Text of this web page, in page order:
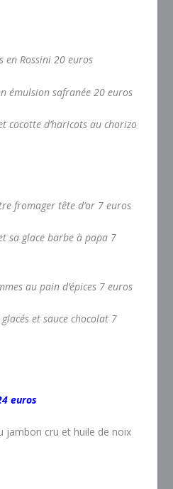
en Rossini 20 euros
émulsion safranée20 euros
cocotte d’haricots au chorizo
fromager tête d’or 7 euros
sa glace barbe à papa 7
au pain d’épices 7 euros
et sauce chocolat 7
euros
cru et huile de noix